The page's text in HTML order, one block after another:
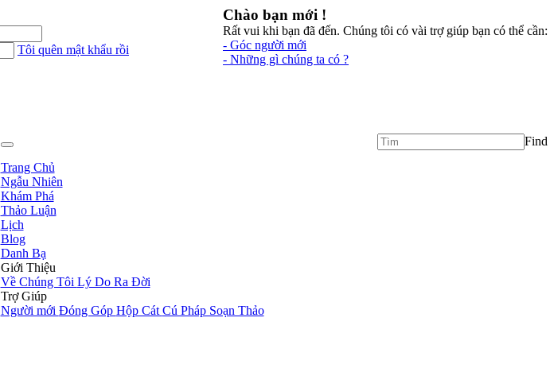
Tôi quên mật khẩu rồi
Chào bạn mới !
Rất vui khi bạn đã đến. Chúng tôi có vài trợ giúp bạn có thể cần:
- Góc người mới
- Những gì chúng ta có ?
Trang Chủ
Ngẫu Nhiên
Khám Phá
Thảo Luận
Lịch
Blog
Danh Bạ
Giới Thiệu
Về Chúng Tôi Lý Do Ra Đời
Trợ Giúp
Người mới Đóng Góp Hộp Cát Cú Pháp Soạn Thảo
Find